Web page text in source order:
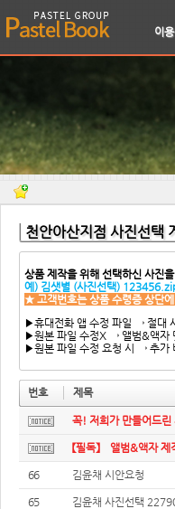
이
천안아산지점 사진선택
상품 제작을 위해 선택하신 사진
예) 김샛별 (사진선택)
★ 고객번호는 상품 수령증 상단
▶휴대전화 앱 수정 파일 → 절대
▶원본 파일 수정X → 앨범&액자
▶원본 파일 수정 요청 시 → 추가
번호 제목
꼭! 저희가 만들어드린
【필독】 앨범&액자
66 김윤채 시안요청
65 김윤채 사진선택